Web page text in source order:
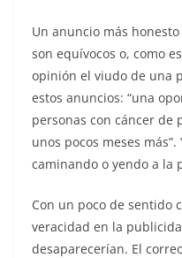
Un anuncio más
son equívocos o, como
opinión el viudo de una
estos anuncios: “una
personas con cáncer de
unos pocos meses
caminando o yendo a la
Con un poco de sentido
veracidad en la
desaparecerían. El